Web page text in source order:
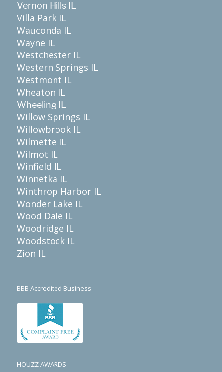
Vernon Hills IL
Villa Park IL
Wauconda IL
Wayne IL
Westchester IL
Western Springs IL
Westmont IL
Wheaton IL
Wheeling IL
Willow Springs IL
Willowbrook IL
Wilmette IL
Wilmot IL
Winfield IL
Winnetka IL
Winthrop Harbor IL
Wonder Lake IL
Wood Dale IL
Woodridge IL
Woodstock IL
Zion IL
BBB Accredited Business
HOUZZ AWARDS